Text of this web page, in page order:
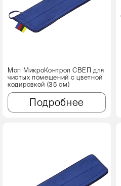
Моп МикроКонтрол СВЕП для
чистых помещений с цветной
кодировкой (35 см)
Подробнее